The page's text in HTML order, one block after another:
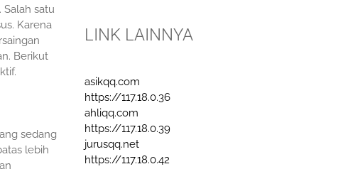
satu
Karena
Berikut
sedang
lebih
LINK LAINNYA
asikqq.com
https://117.18.0.36
ahliqq.com
https://117.18.0.39
jurusqq.net
https://117.18.0.42